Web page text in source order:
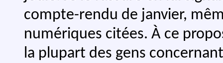
compte-rendu de janvier,
numériques citées. À ce
la plupart des gens